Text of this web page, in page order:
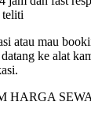
teliti
atau mau
ke alat